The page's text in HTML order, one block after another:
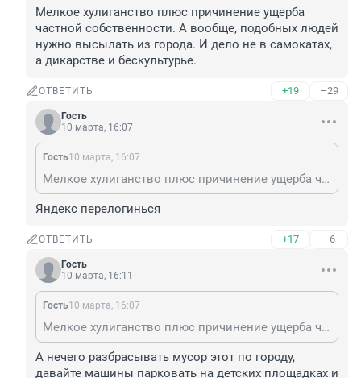
Мелкое хулиганство плюс причинение ущерба
частной собственности. А вообще, подобных людей
нужно высылать из города. И дело не в самокатах,
а дикарстве и бескультурье.
ОТВЕТИТЬ +19 –29
Гость
10 марта, 16:07
Гость10 марта, 16:07
Мелкое хулиганство плюс причинение ущерба частной собственности. А вообще, подобных людей нужно высылать из города. И дело не в самокатах, а дикарстве и бескультурье.
Яндекс перелогинься
ОТВЕТИТЬ +17 –6
Гость
10 марта, 16:11
Гость10 марта, 16:07
Мелкое хулиганство плюс причинение ущерба частной собственности. А вообще, подобных людей нужно высылать из города. И дело не в самокатах, а дикарстве и бескультурье.
А нечего разбрасывать мусор этот по городу,
давайте машины парковать на детских площадках и